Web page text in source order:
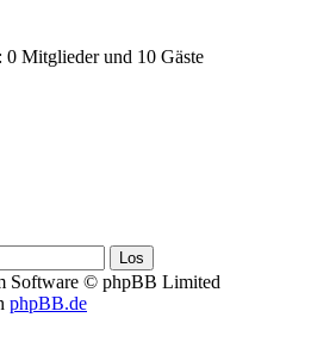
Mitglieder und 10 Gäste
Software © phpBB Limited
phpBB.de